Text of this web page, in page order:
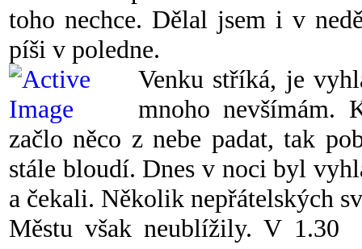
toho nechce. Dělal jsem i v
píši v poledne.
Venku stříká, je
mnoho nevšímám.
začlo něco z nebe padat, tak
stále bloudí. Dnes v noci byl
a čekali. Několik nepřátelských
Městu však neublížily. V 1.30